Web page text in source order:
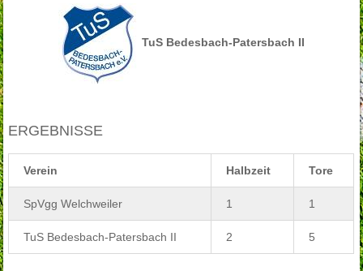
TuS Bedesbach-Patersbach II
ERGEBNISSE
Verein Halbzeit Tore
SpVgg Welchweiler 1 1
TuS Bedesbach-Patersbach II 2 5